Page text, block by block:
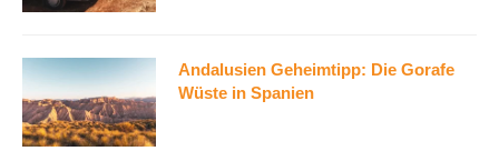
Andalusien Geheimtipp: Die Gorafe
Wüste in Spanien